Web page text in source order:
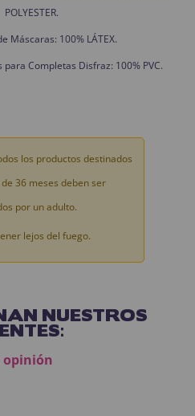
POLYESTER.
Máscaras: 100% LÁTEX.
Completas Disfraz: 100% PVC.
los productos destinados
36 meses deben ser
por un adulto.
lejos del fuego.
NUESTROS
opinión